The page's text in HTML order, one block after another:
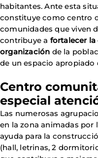
habitantes. Ante esta
constituye como centro
comunidades que viven
contribuye a fortalecer la
organización de la
de un espacio
Centro
especial
Las numerosas
en la zona animadas por
ayuda para la
(hall, letrinas, 2